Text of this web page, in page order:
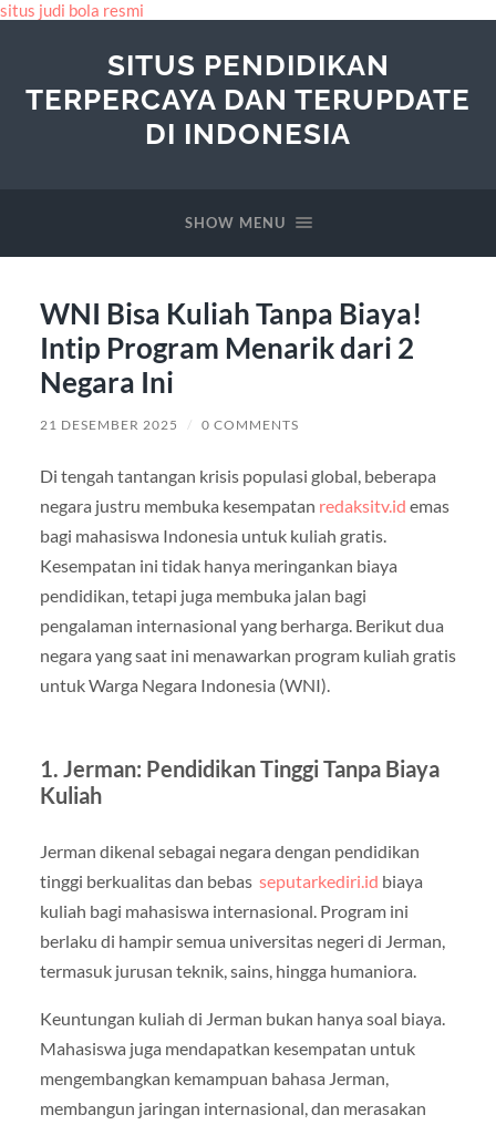
situs judi bola resmi
SITUS PENDIDIKAN
TERPERCAYA DAN TERUPDATE
DI INDONESIA
SHOW MENU
WNI Bisa Kuliah Tanpa Biaya!
Intip Program Menarik dari 2
Negara Ini
21 DESEMBER 2025 / 0 COMMENTS
Di tengah tantangan krisis populasi global, beberapa
negara justru membuka kesempatan redaksitv.id emas
bagi mahasiswa Indonesia untuk kuliah gratis.
Kesempatan ini tidak hanya meringankan biaya
pendidikan, tetapi juga membuka jalan bagi
pengalaman internasional yang berharga. Berikut dua
negara yang saat ini menawarkan program kuliah gratis
untuk Warga Negara Indonesia (WNI).
1. Jerman: Pendidikan Tinggi Tanpa Biaya
Kuliah
Jerman dikenal sebagai negara dengan pendidikan
tinggi berkualitas dan bebas seputarkediri.id biaya
kuliah bagi mahasiswa internasional. Program ini
berlaku di hampir semua universitas negeri di Jerman,
termasuk jurusan teknik, sains, hingga humaniora.
Keuntungan kuliah di Jerman bukan hanya soal biaya.
Mahasiswa juga mendapatkan kesempatan untuk
mengembangkan kemampuan bahasa Jerman,
membangun jaringan internasional, dan merasakan